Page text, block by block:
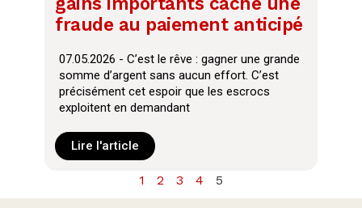
fraude au paiement anticipé
07.05.2026 - C’est le rêve : gagner une grande
somme d’argent sans aucun effort. C’est
précisément cet espoir que les escrocs
exploitent en demandant
Lire l'article
1 2 3 4 5